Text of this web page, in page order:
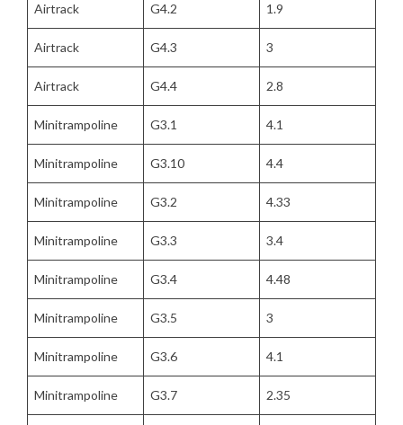
Airtrack G4.2 1.9
Airtrack G4.3 3
Airtrack G4.4 2.8
Minitrampoline G3.1 4.1
Minitrampoline G3.10 4.4
Minitrampoline G3.2 4.33
Minitrampoline G3.3 3.4
Minitrampoline G3.4 4.48
Minitrampoline G3.5 3
Minitrampoline G3.6 4.1
Minitrampoline G3.7 2.35